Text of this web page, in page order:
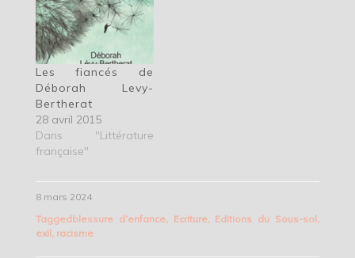
Les fiancés de
Déborah Levy-
Bertherat
28 avril 2015
Dans "Littérature
française"
8 mars 2024
Taggedblessure d’enfance, Ecriture, Editions du Sous-sol
exil, racisme